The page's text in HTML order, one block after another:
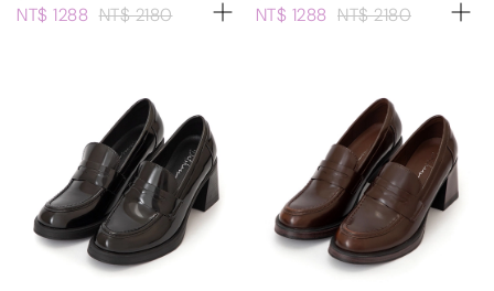
NT$ 1288 NT$ 2180
NT$ 1288 NT$ 2180